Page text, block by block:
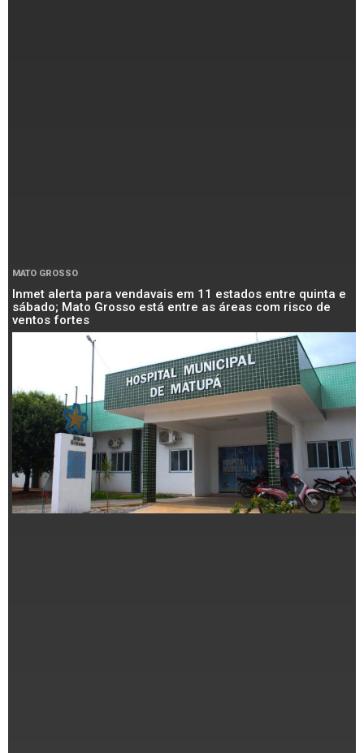
MATO GROSSO
Inmet alerta para vendavais em 11 estados entre quinta e
sábado; Mato Grosso está entre as áreas com risco de
ventos fortes